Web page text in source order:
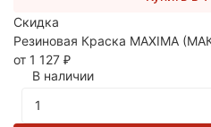
Скидка
Резиновая Краска MAXIMA
от 1 127 ₽
В наличии